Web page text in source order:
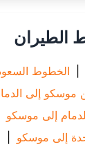
السعودية |
إلى الدمام
|
موسكو |
موسكو |